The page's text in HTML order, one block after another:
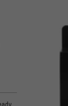
1 avis